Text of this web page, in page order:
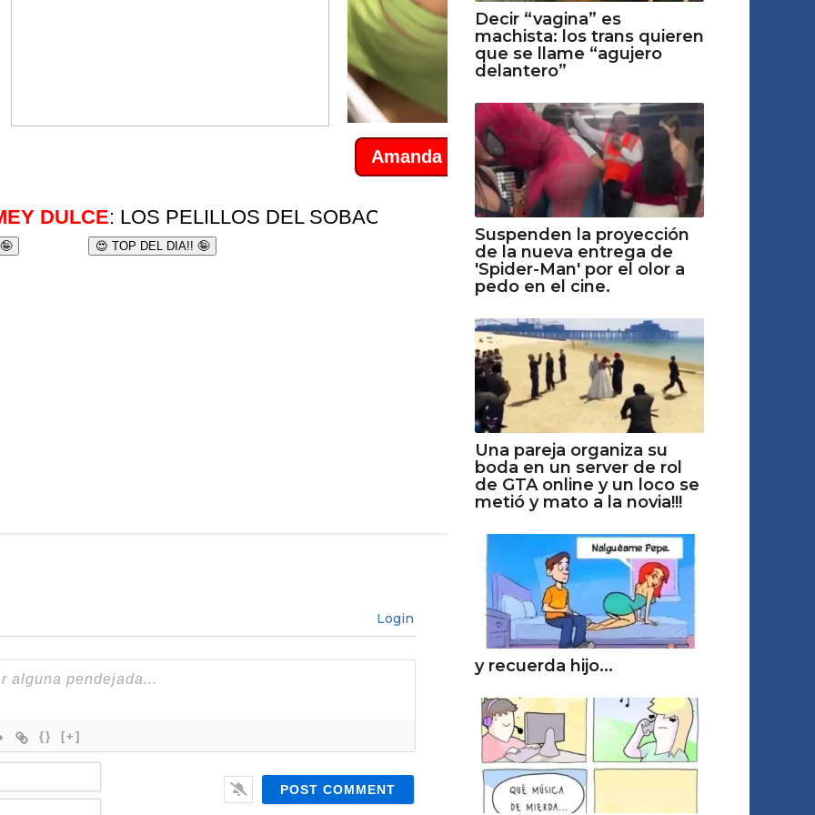
Login
{} [+]
Decir “vagina” es
machista: los trans quieren
que se llame “agujero
delantero”
Suspenden la proyección
de la nueva entrega de
'Spider-Man' por el olor a
pedo en el cine.
Una pareja organiza su
boda en un server de rol
de GTA online y un loco se
metió y mato a la novia!!!
y recuerda hijo...